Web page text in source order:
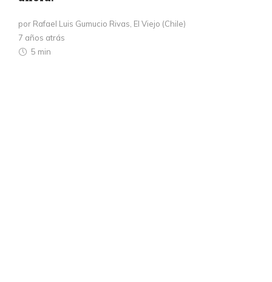
por Rafael Luis Gumucio Rivas, El Viejo (Chile)
7 años atrás
5 min